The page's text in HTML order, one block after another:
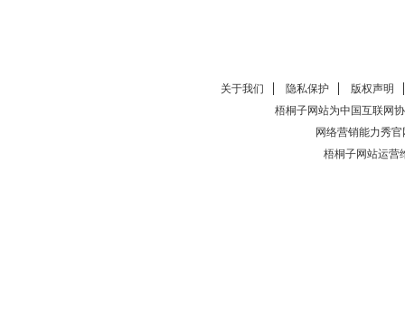
关于我们 隐私保护
版权声明
梧桐子网站为中国互联网
网络营销能力秀官
梧桐子网站运营